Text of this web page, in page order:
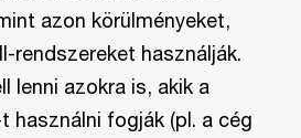
azon körülményeket,
rendszereket használják.
lenni azokra is, akik a
használni fogják (pl. a cég